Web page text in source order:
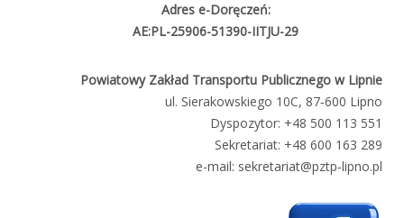
Adres e-Doręczeń:
AE:PL-25906-51390-IITJU-29
Powiatowy Zakład Transportu Publicznego w Lipnie
ul. Sierakowskiego 10C, 87‑600 Lipno
Dyspozytor: +48 500 113 551
Sekretariat: +48 600 163 289
e-mail: sekretariat@pztp‑lipno.pl